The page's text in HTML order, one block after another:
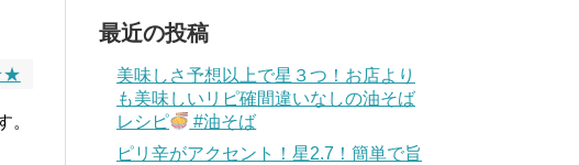
。
最近の投稿
美味しさ予想以上で星３つ！お店より
も美味しいリピ確間違いなしの油そば
レシピ
#油そば
ピリ辛がアクセント！星2.7！簡単で旨